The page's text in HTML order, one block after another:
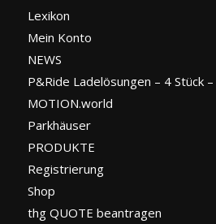
Lexikon
Mein Konto
NEWS
P&Ride Ladelösungen – 4 Stück
MOTION.world
Parkhäuser
PRODUKTE
Registrierung
Shop
thg QUOTE beantragen